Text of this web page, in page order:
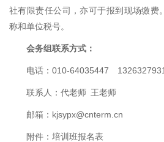
社有限责任公司，亦可于报到现场缴费
称和单位税号。
会务组联系方式：
电话：010-64035447
联系人：代老师 王老师
邮箱：kjsypx@cnterm.cn
附件：培训班报名表